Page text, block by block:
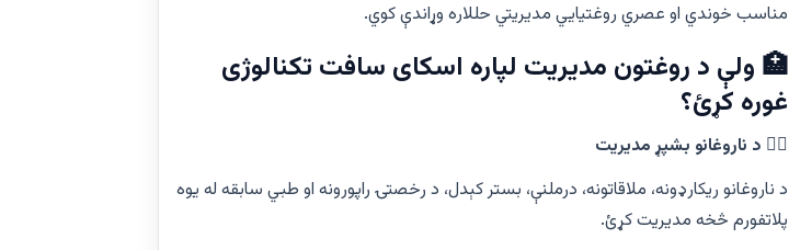
مناسب خوندي او عصري روغتیايي مدیریتي حللاره وړاندې کوي.
🏥 ولې د روغتون مدیریت لپاره اسکای سافت تکنالوژی
غوره کړئ؟
👨‍⚕️ د ناروغانو بشپړ مدیریت
د ناروغانو ریکارډونه، ملاقاتونه، درملنې، بستر کېدل، د رخصتۍ راپورونه او طبي سابقه له یوه
پلاتفورم څخه مدیریت کړئ.